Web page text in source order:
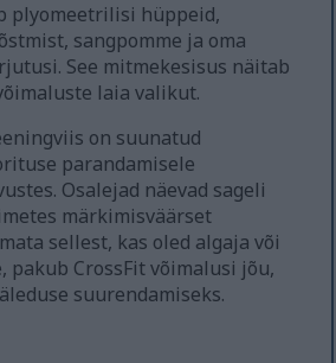
plyomeetrilisi hüppeid,
sangpomme ja oma
See mitmekesisus näitab
laia valikut.
on suunatud
parandamisele
Osalejad näevad sageli
märkimisväärset
sellest, kas oled algaja või
pakub CrossFit võimalusi jõu,
suurendamiseks.